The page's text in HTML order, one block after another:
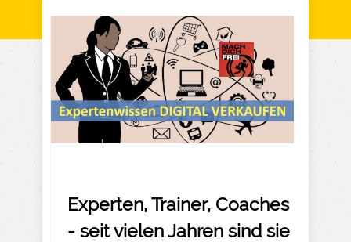
Experten, Trainer, Coaches
- seit vielen Jahren sind sie